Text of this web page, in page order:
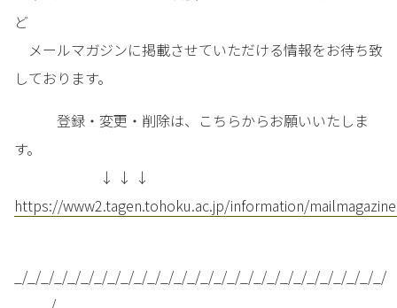
ど
メールマガジンに掲載させていただける情報をお待ち致
しております。
登録・変更・削除は、こちらからお願いいたしま
す。
↓ ↓ ↓
https://www2.tagen.tohoku.ac.jp/information/
_/_/_/_/_/_/_/_/_/_/_/_/_/_/_/_/_/_/_/_/_/_/_/_/_/_/_/_/